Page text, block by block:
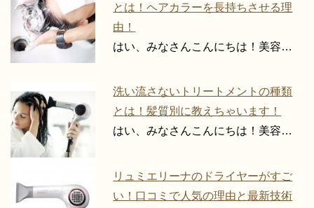
とは！ヘアカラーを長持ちさせる理
由！
はい、みなさんこんにちは！美容…
洗い流さないトリートメントの種類
とは！髪質別に教えちゃいます！
はい、みなさんこんにちは！美容…
リュミエリーナのドライヤーがすご
い！口コミで人気の理由と最新技術